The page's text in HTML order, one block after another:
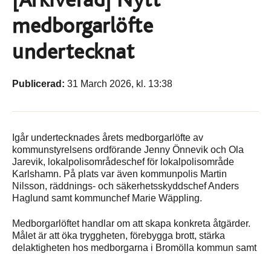
medborgarlöfte
undertecknat
Publicerad: 31 March 2026, kl. 13:38
Igår undertecknades årets medborgarlöfte av
kommunstyrelsens ordförande Jenny Önnevik och Ola
Jarevik, lokalpolisområdeschef för lokalpolisområde
Karlshamn. På plats var även kommunpolis Martin
Nilsson, räddnings- och säkerhetsskyddschef Anders
Haglund samt kommunchef Marie Wäppling.
Medborgarlöftet handlar om att skapa konkreta åtgärder.
Målet är att öka tryggheten, förebygga brott, stärka
delaktigheten hos medborgarna i Bromölla kommun samt